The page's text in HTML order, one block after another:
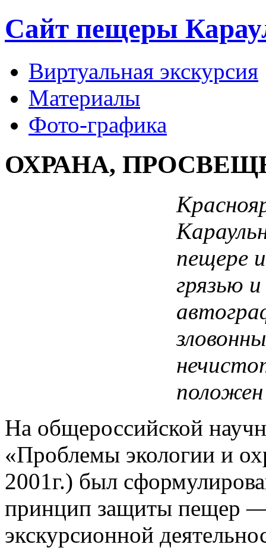
Сайт пещеры
Виртуальная экскурсия
Материалы
Фото-графика
ОХРАНА,
пещере
грязью
На общероссийской
«Проблемы экологии и
2001г.) был
принцип защиты пещер —
экскурсионной